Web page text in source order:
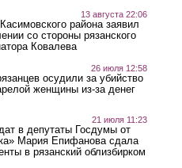
13 августа 22:06
района заявил
со стороны рязанского
Ковалева
26 июля 12:58
осудили за убийство
женщины из-за денег
21 июля 11:23
в депутаты Госдумы от
Мария Епифанова сдала
в рязанский облизбирком